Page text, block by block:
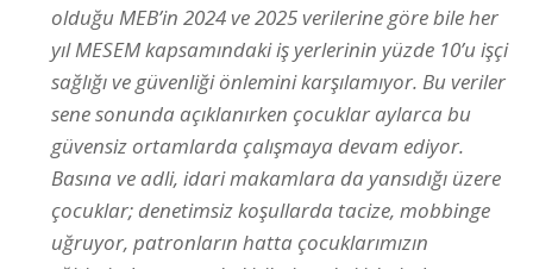
olduğu MEB’in 2024 ve 2025 verilerine göre bile her
yıl MESEM kapsamındaki iş yerlerinin yüzde 10’u işçi
sağlığı ve güvenliği önlemini karşılamıyor. Bu veriler
sene sonunda açıklanırken çocuklar aylarca bu
güvensiz ortamlarda çalışmaya devam ediyor.
Basına ve adli, idari makamlara da yansıdığı üzere
çocuklar; denetimsiz koşullarda tacize, mobbinge
uğruyor, patronların hatta çocuklarımızın